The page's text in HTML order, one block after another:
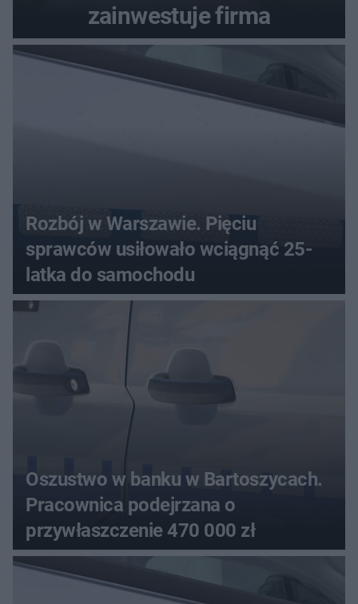
zainwestuje firma
Rozbój w Warszawie. Pięciu
sprawców usiłowało wciągnąć 25-
latka do samochodu
Oszustwo w banku w Bartoszycach.
Pracownica podejrzana o
przywłaszczenie 470 000 zł